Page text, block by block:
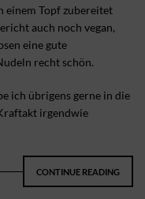
einem Topf zubereitet
auch noch vegan,
eine gute
recht schön.
ich übrigens gerne in die
irgendwie
CONTINUE READING